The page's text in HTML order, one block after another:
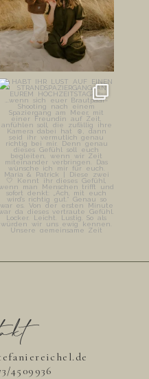
HABT IHR LUST AUF EINEN
STRANDSPAZIERGANG AN
EUREM ...
212 23
4509936